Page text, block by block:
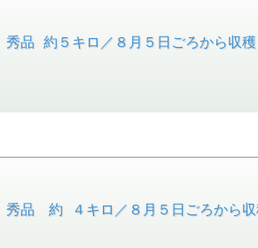
品 約５キロ／８月５日ごろから収穫
品 約 ４キロ／８月５日ごろから収